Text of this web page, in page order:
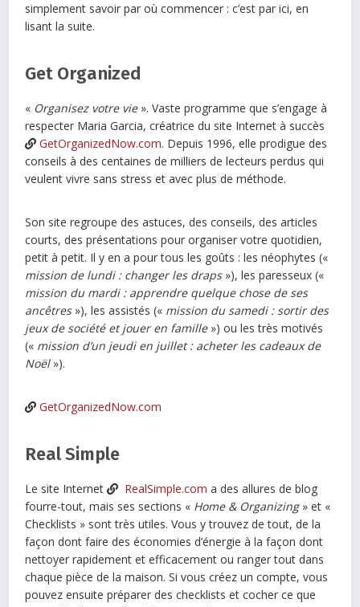
simplement savoir par où commencer : c’est par ici, en
lisant la suite.
Get Organized
« Organisez votre vie». Vaste programme que s’engage à
respecter Maria Garcia, créatrice du site Internet à succès
GetOrganizedNow.com. Depuis 1996, elle prodigue des
conseils à des centaines de milliers de lecteurs perdus qui
veulent vivre sans stress et avec plus de méthode.
Son site regroupe des astuces, des conseils, des articles
courts, des présentations pour organiser votre quotidien,
petit à petit. Il y en a pour tous les goûts : les néophytes («
mission de lundi : changer les draps»), les paresseux («
mission du mardi : apprendre quelque chose de ses
ancêtres»), les assistés (« mission du samedi : sortir des
jeux de société et jouer en famille») ou les très motivés
(« mission d’un jeudi en juillet : acheter les cadeaux de
Noël»).
GetOrganizedNow.com
Real Simple
Le site Internet RealSimple.com a des allures de blog
fourre-tout, mais ses sections « Home & Organizing» et «
Checklists » sont très utiles. Vous y trouvez de tout, de la
façon dont faire des économies d’énergie à la façon dont
nettoyer rapidement et efficacement ou ranger tout dans
chaque pièce de la maison. Si vous créez un compte, vous
pouvez ensuite préparer des checklists et cocher ce que